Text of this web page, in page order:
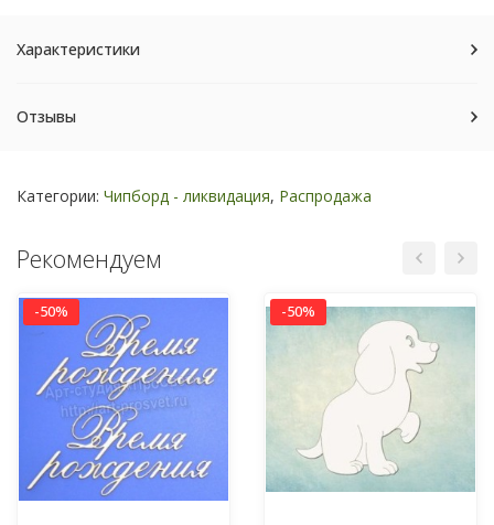
Характеристики
Отзывы
Категории: Чипборд - ликвидация, Распродажа
Рекомендуем
-50% -50%